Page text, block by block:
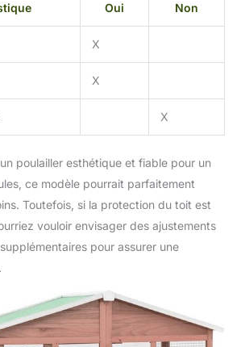
Oui Non
X
X
X
poulailler esthétique et fiable pour un
ce modèle pourrait parfaitement
Toutefois, si la protection du toit est
vouloir envisager des ajustements
pour assurer une